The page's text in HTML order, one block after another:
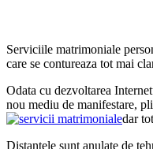
Serviciile matrimoniale
care se contureaza tot mai
Odata cu dezvoltarea
nou mediu de manifestare,
dar
Distantele sunt anulate de